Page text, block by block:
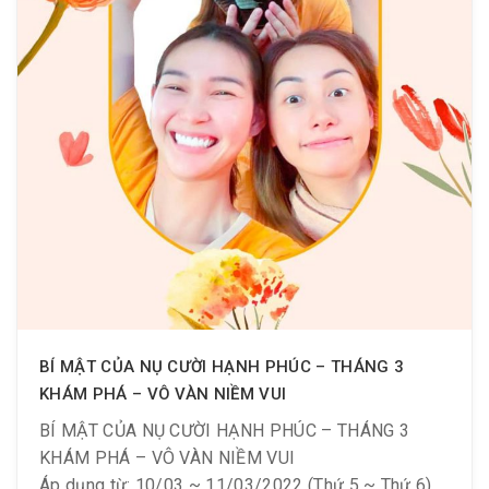
BÍ MẬT CỦA NỤ CƯỜI HẠNH PHÚC – THÁNG 3
KHÁM PHÁ – VÔ VÀN NIỀM VUI
BÍ MẬT CỦA NỤ CƯỜI HẠNH PHÚC – THÁNG 3
KHÁM PHÁ – VÔ VÀN NIỀM VUI